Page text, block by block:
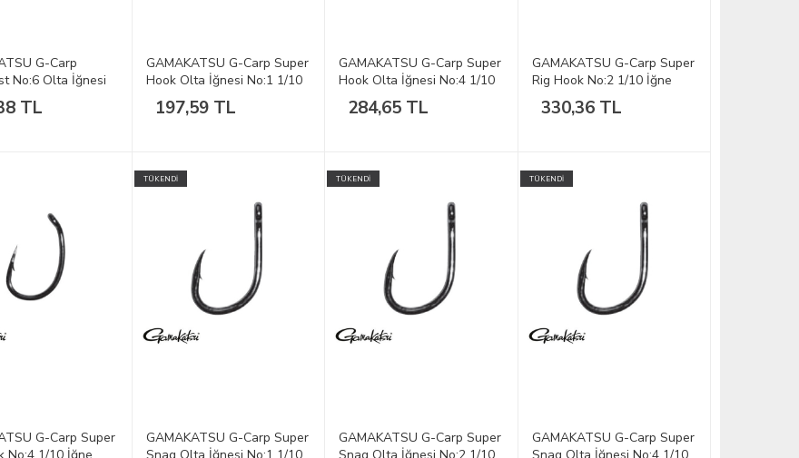
G-Carp
No:6 Olta İğnesi
TL
GAMAKATSU G-Carp Super
Hook Olta İğnesi No:1 1/10
197,59 TL
GAMAKATSU G-Carp Super
Hook Olta İğnesi No:4 1/10
284,65 TL
GAMAKATSU G-Carp Super
Rig Hook No:2 1/10 İğne
330,36 TL
G-Carp Super
TÜKENDİ
GAMAKATSU G-Carp Super
TÜKENDİ
GAMAKATSU G-Carp Super
TÜKENDİ
GAMAKATSU G-Carp Super